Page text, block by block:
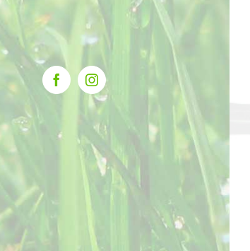
FacebookInstagram